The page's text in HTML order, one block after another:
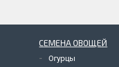
СЕМЕНА ОВОЩЕЙ
Огурцы